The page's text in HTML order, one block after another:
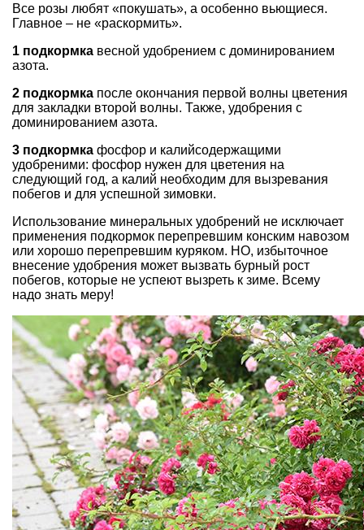
Все розы любят «покушать», а особенно вьющиеся.
Главное – не «раскормить».
1 подкормка весной удобрением с доминированием
азота.
2 подкормка после окончания первой волны цветения
для закладки второй волны. Также, удобрения с
доминированием азота.
3 подкормка фосфор и калийсодержащими
удобреними: фосфор нужен для цветения на
следующий год, а калий необходим для вызревания
побегов и для успешной зимовки.
Использование минеральных удобрений не исключает
применения подкормок перепревшим конским навозом
или хорошо перепревшим куряком. НО, избыточное
внесение удобрения может вызвать бурный рост
побегов, которые не успеют вызреть к зиме. Всему
надо знать меру!